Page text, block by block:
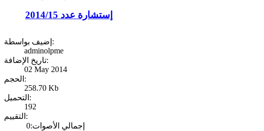
إستشارة عدد 2014/15
إضيف بواسطة:
adminolpme
تاريخ الإضافة:
02 May 2014
الحجم:
258.70 Kb
التحميل:
192
التقييم:
إجمالي الأصوات:0